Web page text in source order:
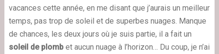
vacances cette année, en me disant que j’aurais un meilleur
temps, pas trop de soleil et de superbes nuages. Manque
de chances, les deux jours où je suis partie, il a fait un
soleil de plombet aucun nuage à l’horizon… Du coup, je n’ai